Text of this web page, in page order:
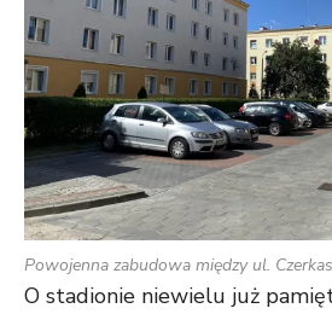
Powojenna zabudowa między ul.
O stadionie niewielu już